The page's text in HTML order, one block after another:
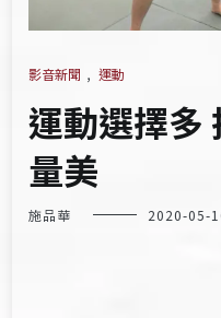
影音新聞 , 運動
運動選擇多
量美
施品華 2020-05-